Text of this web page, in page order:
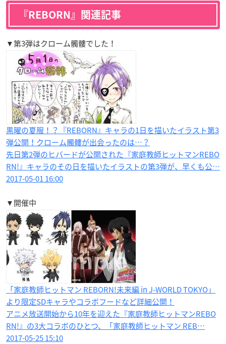
『REBORN』関連記事
▼第3弾はクローム髑髏でした！
黒曜の夏服！？『REBORN』キャラの1日を描いたイラスト第3
弾公開！クローム髑髏が出会ったのは…？
先日第2弾のヒバードが公開された『家庭教師ヒットマンREBO
RN!』キャラのその日を描いたイラストの第3弾が、早くも公…
2017-05-01 16:00
▼開催中
「家庭教師ヒットマン REBORN!未来編 in J-WORLD TOKYO」
より限定SDキャラやコラボフードなど詳細公開！
アニメ放送開始から10年を迎えた『家庭教師ヒットマンREBO
RN!』の3大コラボのひとつ、「家庭教師ヒットマン REB…
2017-05-25 15:10